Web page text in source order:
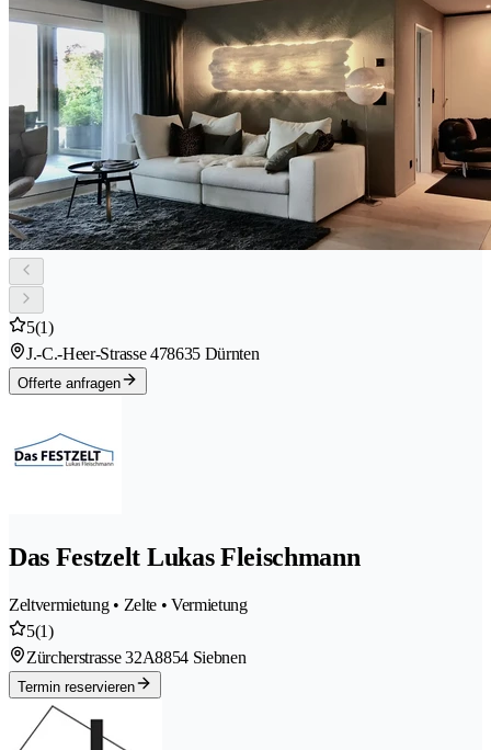
5(1)
J.-C.-Heer-Strasse 478635 Dürnten
Offerte anfragen
Das Festzelt Lukas Fleischmann
Zeltvermietung • Zelte • Vermietung
5(1)
Zürcherstrasse 32A8854 Siebnen
Termin reservieren